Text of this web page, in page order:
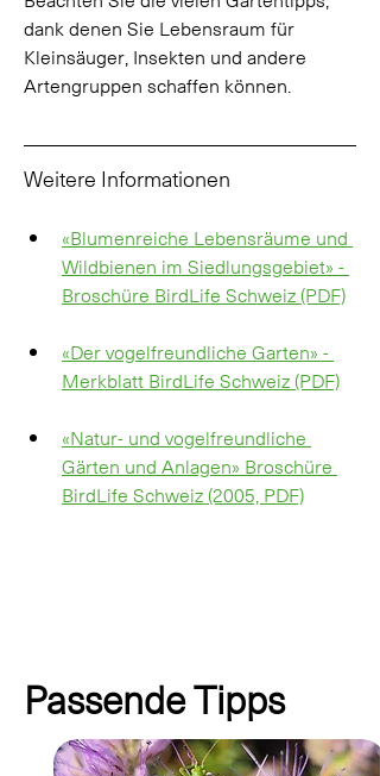
dank denen Sie Lebensraum für
Kleinsäuger, Insekten und andere
Artengruppen schaffen können.
Weitere Informationen
«Blumenreiche Lebensräume und
Wildbienen im Siedlungsgebiet» -
Broschüre BirdLife Schweiz (PDF)
«Der vogelfreundliche Garten» -
Merkblatt BirdLife Schweiz (PDF)
«Natur- und vogelfreundliche
Gärten und Anlagen» Broschüre
BirdLife Schweiz (2005, PDF)
Passende Tipps